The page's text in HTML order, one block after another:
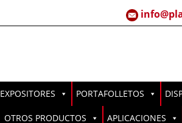
EXPOSITORES PORTAFOLLETOS
OTROS PRODUCTOS APLICACIONES